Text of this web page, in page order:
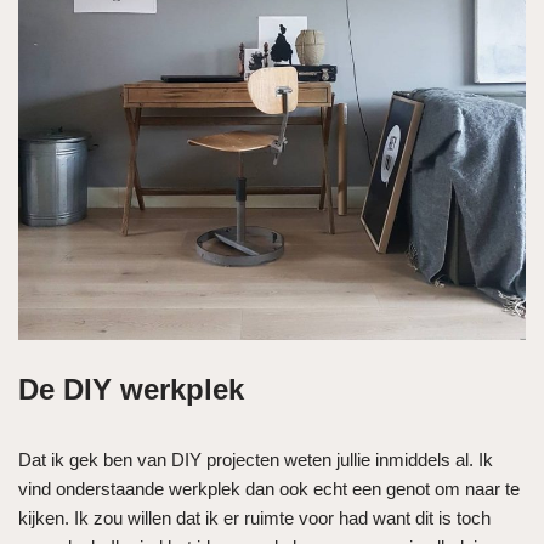
De DIY werkplek
Dat ik gek ben van DIY projecten weten jullie inmiddels al. Ik
vind onderstaande werkplek dan ook echt een genot om naar te
kijken. Ik zou willen dat ik er ruimte voor had want dit is toch